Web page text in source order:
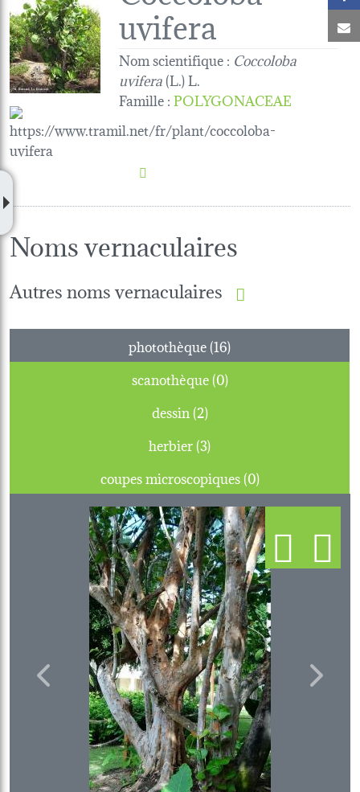
uvifera
Nom scientifique : Coccoloba
uvifera(L.) L.
Famille:POLYGONACEAE
Noms vernaculaires
Autres noms vernaculaires
photothèque (16)
scanothèque (0)
dessin (2)
herbier (3)
coupes microscopiques (0)
Previous Next